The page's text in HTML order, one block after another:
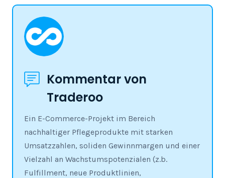
Kommentar von
Traderoo
Ein E-Commerce-Projekt im Bereich
nachhaltiger Pflegeprodukte mit starken
Umsatzzahlen, soliden Gewinnmargen und einer
Vielzahl an Wachstumspotenzialen (z.b.
Fulfillment, neue Produktlinien,